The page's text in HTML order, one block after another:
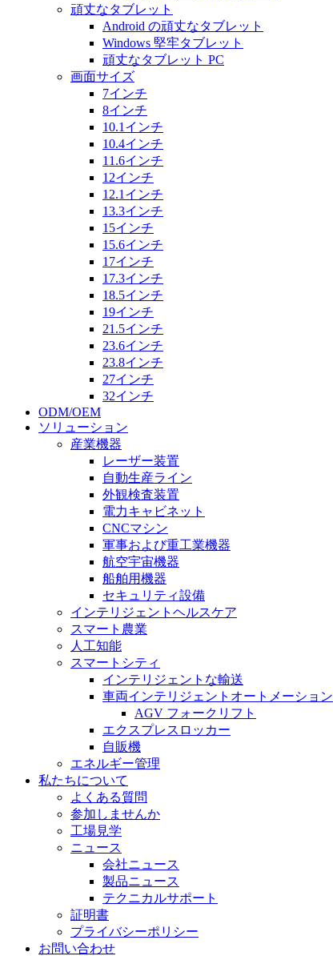
頑丈なタブレット
Android の頑丈なタブレット
Windows 堅牢タブレット
頑丈なタブレット PC
画面サイズ
7インチ
8インチ
10.1インチ
10.4インチ
11.6インチ
12インチ
12.1インチ
13.3インチ
15インチ
15.6インチ
17インチ
17.3インチ
18.5インチ
19インチ
21.5インチ
23.6インチ
23.8インチ
27インチ
32インチ
ODM/OEM
ソリューション
産業機器
レーザー装置
自動生産ライン
外観検査装置
電力キャビネット
CNCマシン
軍事および重工業機器
航空宇宙機器
船舶用機器
セキュリティ設備
インテリジェントヘルスケア
スマート農業
人工知能
スマートシティ
インテリジェントな輸送
車両インテリジェントオートメーション
AGV フォークリフト
エクスプレスロッカー
自販機
エネルギー管理
私たちについて
よくある質問
参加しませんか
工場見学
ニュース
会社ニュース
製品ニュース
テクニカルサポート
証明書
プライバシーポリシー
お問い合わせ